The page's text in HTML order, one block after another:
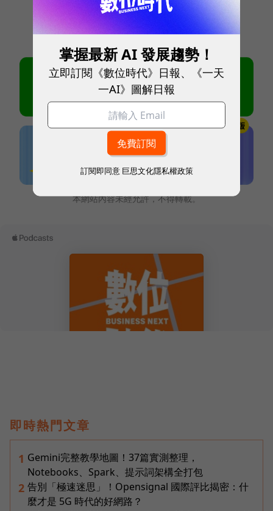
本網站內容未經允許，不得轉載。
即時熱門文章
1 Gemini完整教學地圖！37篇實測整理，
Notebooks、Spark、提示詞架構全打包
2 告別「極速迷思」！Opensignal 國際評比揭密：什
麼才是 5G 時代的好網路？
掌握最新 AI 發展趨勢！
立即訂閱《數位時代》日報、《一天
一AI》圖解日報
訂閱即同意 巨思文化隱私權政策